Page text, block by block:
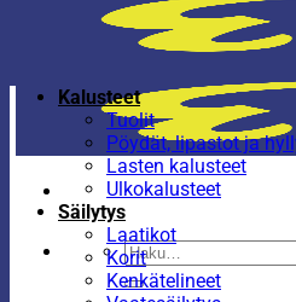
Etsi:
Kalusteet
Tuolit
Pöydät, lipastot ja
Lasten kalusteet
Ulkokalusteet
Säilytys
Laatikot
Korit
Kenkätelineet